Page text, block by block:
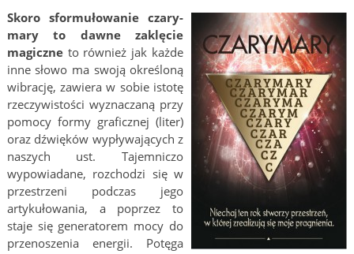
Skoro sformułowanie czary-
mary to dawne zaklęcie
magiczneto również jak każde
inne słowo ma swoją określoną
wibrację, zawiera w sobie istotę
rzeczywistości wyznaczaną przy
pomocy formy graficznej (liter)
oraz dźwięków wypływających z
naszych ust. Tajemniczo
wypowiadane, rozchodzi się w
przestrzeni podczas jego
artykułowania, a poprzez to
staje się generatorem mocy do
przenoszenia energii. Potęga